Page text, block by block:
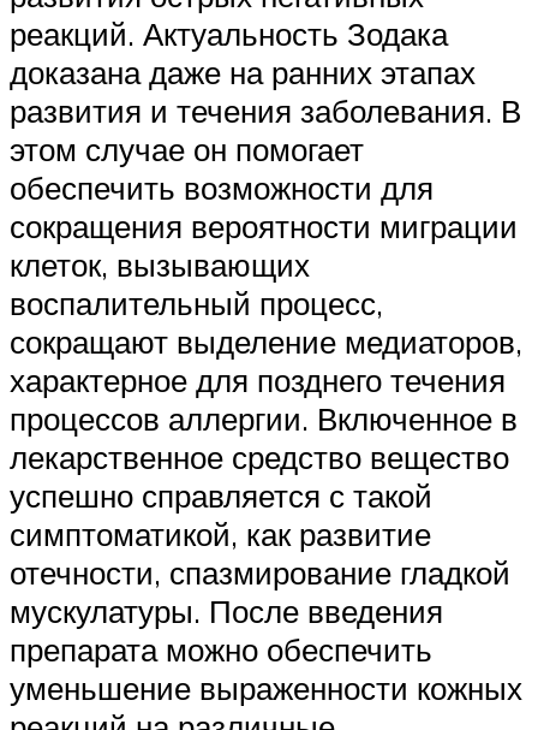
реакций. Актуальность Зодака
доказана даже на ранних этапах
развития и течения заболевания. В
этом случае он помогает
обеспечить возможности для
сокращения вероятности миграции
клеток, вызывающих
воспалительный процесс,
сокращают выделение медиаторов,
характерное для позднего течения
процессов аллергии. Включенное в
лекарственное средство вещество
успешно справляется с такой
симптоматикой, как развитие
отечности, спазмирование гладкой
мускулатуры. После введения
препарата можно обеспечить
уменьшение выраженности кожных